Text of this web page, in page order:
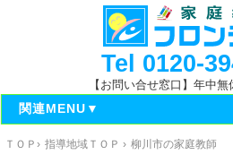
Tel 0120-
【お問い合せ窓口】年中
関連MENU▼
ＴＯＰ
ＴＯＰ› 指導地域ＴＯＰ › 柳川市の家庭教師